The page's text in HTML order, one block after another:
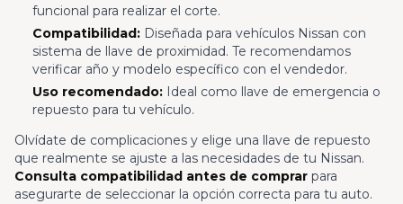
funcional para realizar el corte.
Compatibilidad:Diseñada para vehículos Nissan con
sistema de llave de proximidad. Te recomendamos
verificar año y modelo específico con el vendedor.
Uso recomendado:Ideal como llave de emergencia o
repuesto para tu vehículo.
Olvídate de complicaciones y elige una llave de repuesto
que realmente se ajuste a las necesidades de tu Nissan.
Consulta compatibilidad antes de comprar para
asegurarte de seleccionar la opción correcta para tu auto.